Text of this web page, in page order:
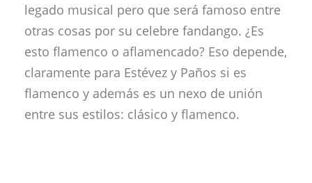
legado musical pero que será famoso entre
otras cosas por su celebre fandango. ¿Es
esto flamenco o aflamencado? Eso depende,
claramente para Estévez y Paños si es
flamenco y además es un nexo de unión
entre sus estilos: clásico y flamenco.